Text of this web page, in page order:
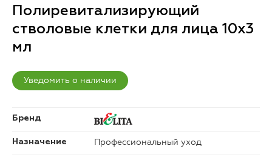
Полиревитализирующий
стволовые клетки для лица 10х3
мл
Уведомить о наличии
Бренд
Назначение Профессиональный уход